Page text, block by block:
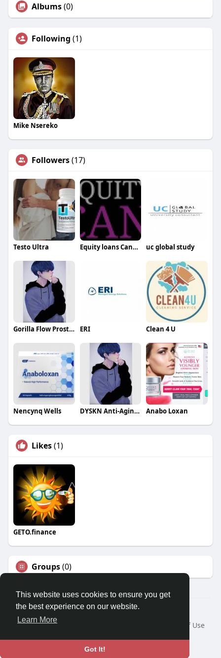
This website uses cookies to ensure you get
the best experience on our website.
Learn More
Got It!
Albums(0)
Following (1)
Mike Nsereko
Followers(17)
Testo Ultra Equity loans Canada uc global study
Gorilla Flow Prostate ERI Clean 4 U
Nencynq Wells DYSKN Anti-Aging Cream Anabo Loxan
Likes(1)
GETO.finance
Groups(0)
Â© 2026 GETO Space
Home
About
Terms of Use